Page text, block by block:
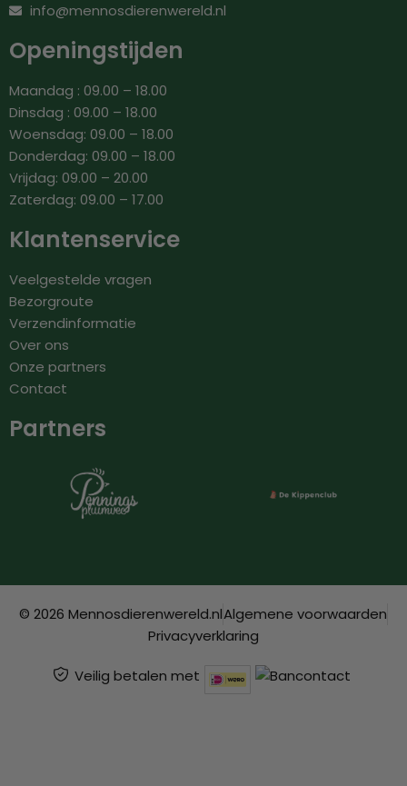
info@mennosdierenwereld.nl
Openingstijden
Maandag : 09.00 – 18.00
Dinsdag : 09.00 – 18.00
Woensdag: 09.00 – 18.00
Donderdag: 09.00 – 18.00
Vrijdag: 09.00 – 20.00
Zaterdag: 09.00 – 17.00
Klantenservice
Veelgestelde vragen
Bezorgroute
Verzendinformatie
Over ons
Onze partners
Contact
Partners
© 2026 Mennosdierenwereld.nlAlgemene voorwaarden
Privacyverklaring
Veilig betalen met